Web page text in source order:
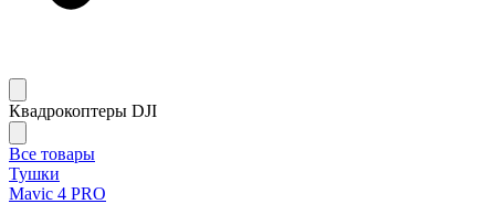
Квадрокоптеры DJI
Все товары
Тушки
Mavic 4 PRO